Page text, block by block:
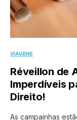
VIAGENS
Réveillon de
Imperdíveis
Direito!
As campainhas